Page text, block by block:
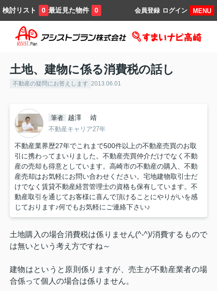
検討リスト 0 最近見た物件 0 MENU
ログイン
会員登録
土地、建物に係る消費税の話し
不動産の疑問にお答えします 2013.06.01
筆者 越澤 靖
不動産キャリア27年
不動産業界歴27年でこれまで500件以上の不動産売買のお取
引に携わってまいりました。不動産売買仲介だけでなく不動
産の売却も得意としています。高崎市の不動産の購入、不動
産売却はお気軽にお問い合わせください。宅地建物取引士だ
けでなく賃貸不動産経営管理士の資格も保有しています。不
動産取引を通じてお客様に喜んで頂けることにやりがいを感
じております♪何でもお気軽にご連絡下さい♪
土地購入の場合消費税は係りません(^-^)/消費するもので
は無いという考え方ですね～
建物はというと原則係りますが、売主が不動産業者の場
合係って個人の場合は係りません。